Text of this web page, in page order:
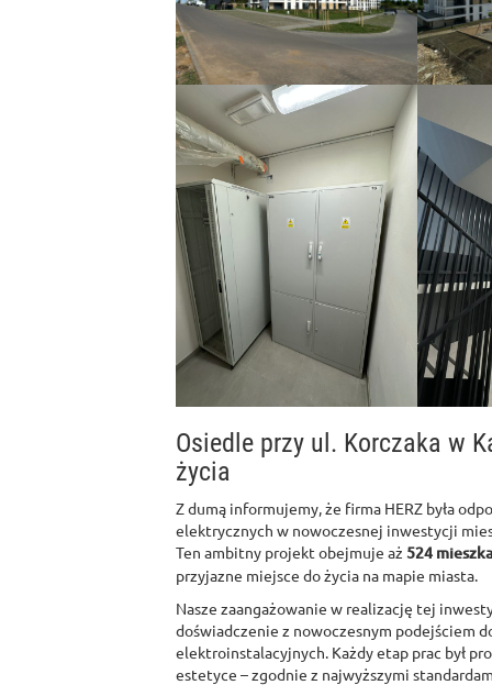
Osiedle przy ul. Korczaka w
życia
Z dumą informujemy, że firma HERZ była
elektrycznych w nowoczesnej inwestycji
Ten ambitny projekt obejmuje aż 524
przyjazne miejsce do życia na mapie miasta.
Nasze zaangażowanie w realizację tej
doświadczenie z nowoczesnym podejściem
elektroinstalacyjnych. Każdy etap prac był
estetyce – zgodnie z najwyższymi